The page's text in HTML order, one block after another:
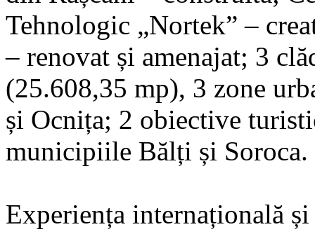
Tehnologic „Nortek” –
– renovat și amenajat; 3
(25.608,35 mp), 3 zone
și Ocnița; 2 obiective
municipiile Bălți și Soroca.
Experiența internațională